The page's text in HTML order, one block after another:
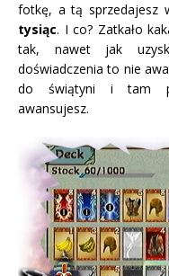
fotkę, a tą sprzedajesz
tysiąc. I co? Zatkało
tak, nawet jak
doświadczenia to nie
do świątyni i tam po
awansujesz.